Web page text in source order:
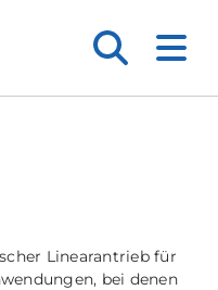
Linearantrieb für
bei denen